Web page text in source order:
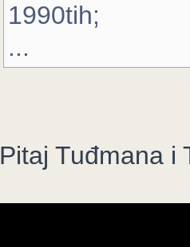
1990tih;
...
Pitaj Tuđmana i